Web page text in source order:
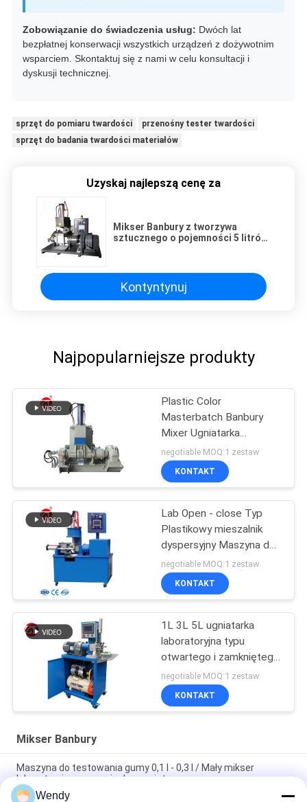
Zobowiązanie do świadczenia usług: Dwóch lat
bezpłatnej konserwacji wszystkich urządzeń z dożywotnim
wsparciem. Skontaktuj się z nami w celu konsultacji i
dyskusji technicznej.
sprzęt do pomiaru twardości
przenośny tester twardości
sprzęt do badania twardości materiałów
Uzyskaj najlepszą cenę za
Mikser Banbury z tworzywa
sztucznego o pojemności 5 litrów,
proszku ceramicznego
Kontyntynuj
Najpopularniejsze produkty
Plastic Color
Masterbatch Banbury
Mixer Ugniatarka
Gumowa maszyna do
testowania
negotiable MOQ:1 zestaw
KONTAKT
Lab Open - close Typ
Plastikowy mieszalnik
dyspersyjny Maszyna do
ugniatania gumy
negotiable MOQ:1 zestaw
KONTAKT
1L 3L 5L ugniatarka
laboratoryjna typu
otwartego i zamkniętego
， Mikser Banbury
negotiable MOQ:1 zestaw
KONTAKT
Mikser Banbury
Maszyna do testowania gumy 0,1 l - 0,3 l / Mały mikser
laboratoryjny ze sprężarką powietrza
Wendy